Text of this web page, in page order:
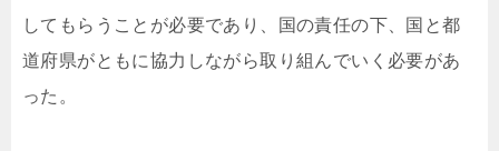
してもらうことが必要であり、国の責任の下、国と都
道府県がともに協力しながら取り組んでいく必要があ
った。